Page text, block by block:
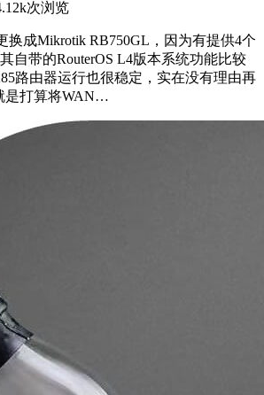
次浏览
换成Mikrotik RB750GL，因为有提供4个
自带的RouterOS L4版本系统功能比较
路由器运行也很稳定，实在没有理由再
打算将WAN…